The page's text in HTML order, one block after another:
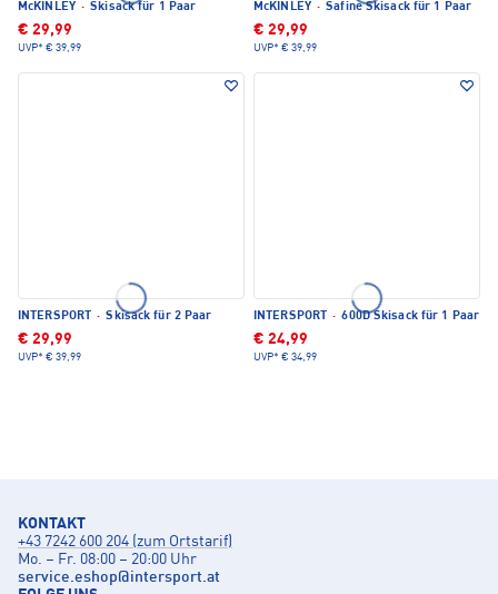
McKINLEY · Skisack für 1 Paar
€ 29,99
UVP* € 39,99
McKINLEY · Safine Skisack für 1 Paar
€ 29,99
UVP* € 39,99
INTERSPORT · Skisack für 2 Paar
€ 29,99
UVP* € 39,99
INTERSPORT · 600D Skisack für 1 Paar
€ 24,99
UVP* € 34,99
KONTAKT
+43 7242 600 204 (zum Ortstarif)
Mo. – Fr. 08:00 – 20:00 Uhr
service.eshop@intersport.at